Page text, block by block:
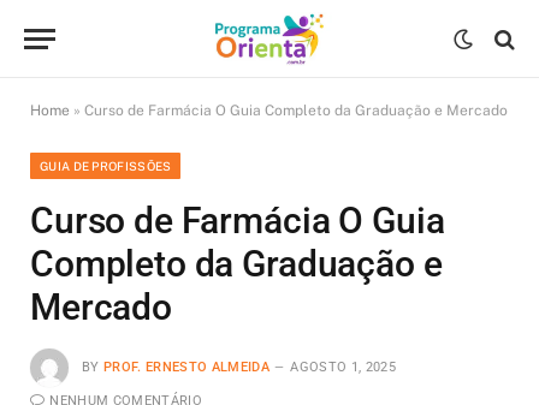
Home » Curso de Farmácia O Guia Completo da Graduação e Mercado
GUIA DE PROFISSÕES
Curso de Farmácia O Guia
Completo da Graduação e
Mercado
BY PROF. ERNESTO ALMEIDA AGOSTO 1, 2025
NENHUM COMENTÁRIO